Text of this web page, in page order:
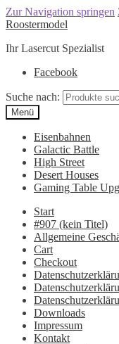
Zur Navigation springen
Roostermodel
Ihr Lasercut Spezialist
Facebook
Suche nach:
Menü
Eisenbahnen
Galactic Battle
High Street
Desert Houses
Gaming Table
Start
#907 (kein Titel)
Allgemeine
Cart
Checkout
Downloads
Impressum
Kontakt